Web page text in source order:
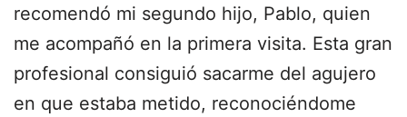
recomendó mi segundo hijo, Pablo, quien
me acompañó en la primera visita. Esta gran
profesional consiguió sacarme del agujero
en que estaba metido, reconociéndome